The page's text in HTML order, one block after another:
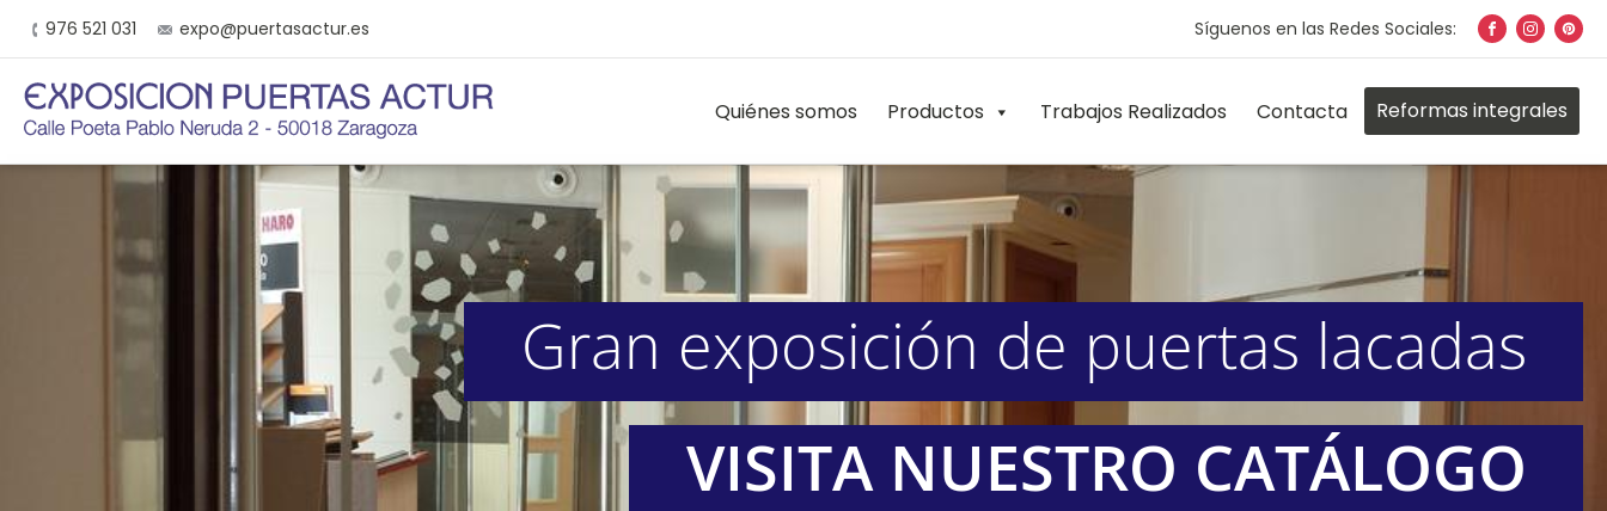
976 521 031 expo@puertasactur.es Síguenos en las Redes Sociales:
Quiénes somos Productos Trabajos Realizados Contacta Reformas integrales
Gran exposición de puertas lacadas
VISITA NUESTRO CATÁLOGO